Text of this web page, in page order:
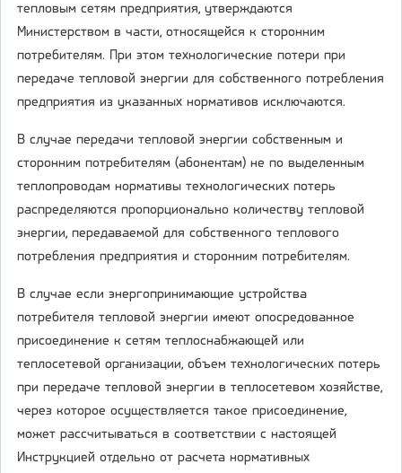
тепловым сетям предприятия, утверждаются
Министерством в части, относящейся к сторонним
потребителям. При этом технологические потери при
передаче тепловой энергии для собственного потребления
предприятия из указанных нормативов исключаются.
В случае передачи тепловой энергии собственным и
сторонним потребителям (абонентам) не по выделенным
теплопроводам нормативы технологических потерь
распределяются пропорционально количеству тепловой
энергии, передаваемой для собственного теплового
потребления предприятия и сторонним потребителям.
В случае если энергопринимающие устройства
потребителя тепловой энергии имеют опосредованное
присоединение к сетям теплоснабжающей или
теплосетевой организации, объем технологических потерь
при передаче тепловой энергии в теплосетевом хозяйстве,
через которое осуществляется такое присоединение,
может рассчитываться в соответствии с настоящей
Инструкцией отдельно от расчета нормативных